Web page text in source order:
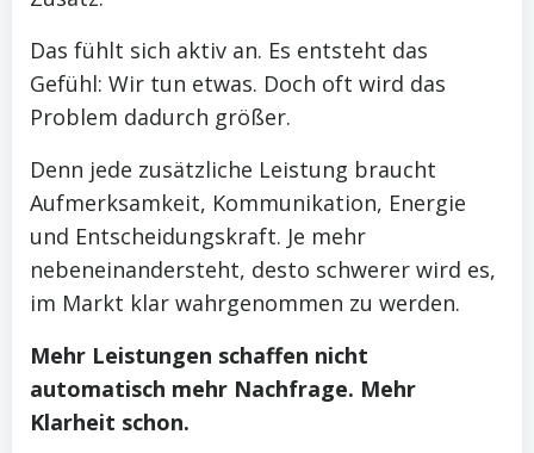
Das fühlt sich aktiv an. Es entsteht das
Gefühl: Wir tun etwas. Doch oft wird das
Problem dadurch größer.
Denn jede zusätzliche Leistung braucht
Aufmerksamkeit, Kommunikation, Energie
und Entscheidungskraft. Je mehr
nebeneinandersteht, desto schwerer wird es,
im Markt klar wahrgenommen zu werden.
Mehr Leistungen schaffen nicht
automatisch mehr Nachfrage. Mehr
Klarheit schon.